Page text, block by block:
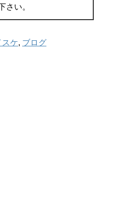
さい。
スケ, ブログ